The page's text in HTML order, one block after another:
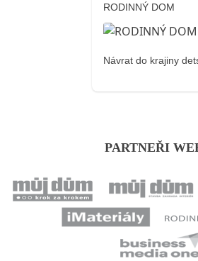
RODINNÝ DOM
Návrat do krajiny
PARTNEŘI